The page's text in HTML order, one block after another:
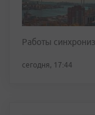
Работы
сегодня, 17:44